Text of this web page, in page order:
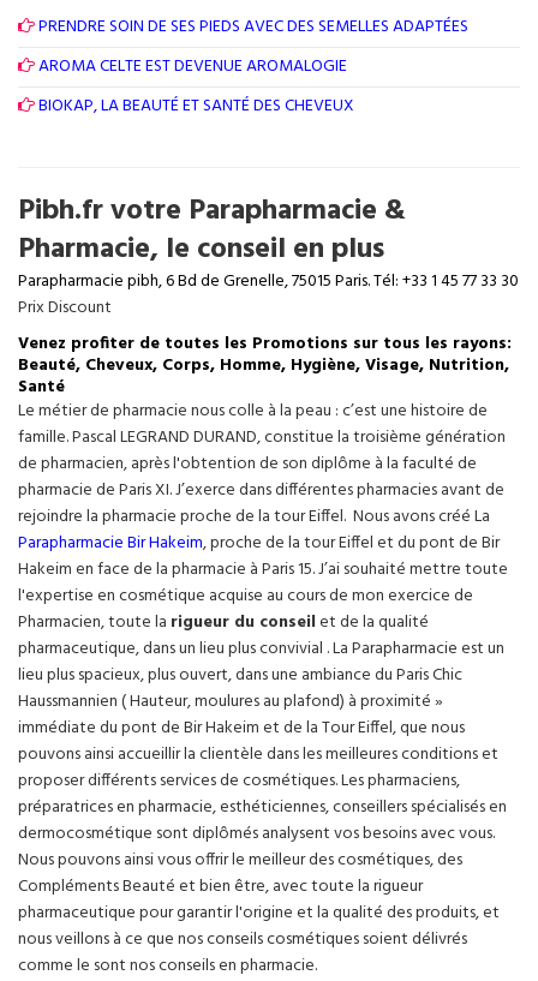
PRENDRE SOIN DE SES PIEDS AVEC DES SEMELLES ADAPTÉES
AROMA CELTE EST DEVENUE AROMALOGIE
BIOKAP, LA BEAUTÉ ET SANTÉ DES CHEVEUX
Pibh.fr votre Parapharmacie &
Pharmacie, le conseil en plus
Parapharmacie pibh, 6 Bd de Grenelle, 75015 Paris. Tél: +33 1 45 77 33 30
Prix Discount
Venez profiter de toutes les Promotions sur tous les rayons:
Beauté, Cheveux, Corps, Homme, Hygiène, Visage, Nutrition,
Santé
Le métier de pharmacie nous colle à la peau : c’est une histoire de
famille. Pascal LEGRAND DURAND, constitue la troisième génération
de pharmacien, après l'obtention de son diplôme à la faculté de
pharmacie de Paris XI. J’exerce dans différentes pharmacies avant de
rejoindre la pharmacie proche de la tour Eiffel. Nous avons créé La
Parapharmacie Bir Hakeim, proche de la tourEiffelet du pont de Bir
Hakeim en face de la pharmacie à Paris 15. J’ai souhaité mettre toute
l'expertise en cosmétique acquise au cours de mon exercice de
Pharmacien, toute la rigueur du conseilet de la qualité
pharmaceutique, dans un lieu plus convivial . La Parapharmacie est un
lieu plus spacieux, plus ouvert, dans une ambiance du Paris Chic
Haussmannien ( Hauteur, moulures au plafond) à proximité »
immédiate du pont de Bir Hakeim et de la Tour Eiffel, que nous
pouvons ainsi accueillir la clientèle dans les meilleures conditions et
proposer différents services de cosmétiques. Les pharmaciens,
préparatrices en pharmacie, esthéticiennes, conseillers spécialisés en
dermocosmétique sont diplômés analysent vos besoins avec vous.
Nous pouvons ainsi vous offrir le meilleur des cosmétiques, des
Compléments Beauté et bien être, avec toute la rigueur
pharmaceutique pour garantir l'origine et la qualité des produits, et
nous veillons à ce que nos conseils cosmétiques soient délivrés
comme le sont nos conseils en pharmacie.